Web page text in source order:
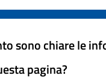
sono chiare le
pagina?